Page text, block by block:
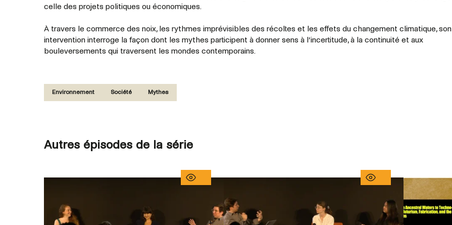
celle des projets politiques ou économiques.
À travers le commerce des noix, les rythmes imprévisibles des récoltes et les effets du changement climatique, son
intervention interroge la façon dont les mythes participent à donner sens à l’incertitude, à la continuité et aux
bouleversements qui traversent les mondes contemporains.
Environnement Société Mythes
Autres épisodes de la série